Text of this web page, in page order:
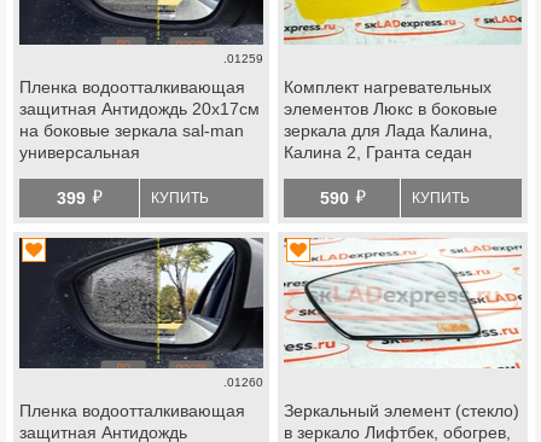
.01259
Пленка водоотталкивающая
защитная Антидождь 20х17см
на боковые зеркала sal-man
универсальная
399 й КУПИТЬ
Комплект нагревательных
элементов Люкс в боковые
зеркала для Лада Калина,
Калина 2, Гранта седан
590 й КУПИТЬ
.01260
Пленка водоотталкивающая
защитная Антидождь
Зеркальный элемент (стекло)
в зеркало Лифтбек, обогрев,